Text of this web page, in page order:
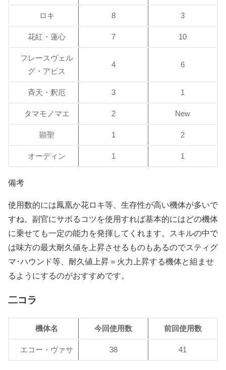
ロキ 8 3
花紅・蓮心 7 10
フレースヴェル
グ・アビス
4 6
斉天・釈厄 3 1
タマモノマエ 2 New
顕聖 1 2
オーディン 1 1
備考
使用数的には鳳凰か花ロキ等、生存性が高い機体が多いで
すね。副官にサボるコツを使用すれば基本的にはどの機体
に乗せても一定の能力を発揮してくれます。スキルの中で
は味方の最大耐久値を上昇させるものもあるのでスティグ
マ･ハウンド等、耐久値上昇＝火力上昇する機体と組ませ
るようにするのがおすすめです。
二コラ
機体名 今回使用数 前回使用数
エコー・ヴァサ 38 41